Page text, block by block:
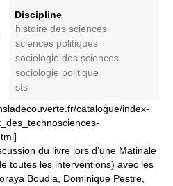
Discipline
histoire des sciences
sciences politiques
sociologie des sciences
sociologie politique
sts
catalogue/index-
du livre lors d’une Matinale
toutes les interventions) avec les
Boudia, Dominique Pestre,